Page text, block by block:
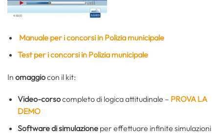
Manuale per i concorsi in Polizia municipale
Test per i concorsi in Polizia municipale
In omaggiocon il kit:
Video-corsocompleto di logica attitudinale – PROVA LA
DEMO
Software di simulazioneper effettuare infinite simulazioni